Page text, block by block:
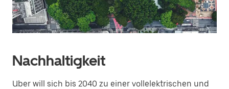
Nachhaltigkeit
Uber will sich bis 2040 zu einer vollelektrischen und